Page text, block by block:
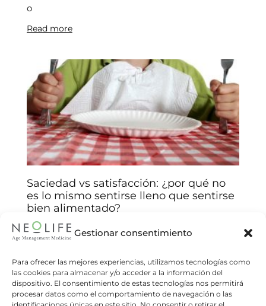
Gestionar consentimiento
Para ofrecer las mejores experiencias, utilizamos tecnologías como
las cookies para almacenar y/o acceder a la información del
dispositivo. El consentimiento de estas tecnologías nos permitirá
procesar datos como el comportamiento de navegación o las
o
Read more
Saciedad vs satisfacción: ¿por qué no
es lo mismo sentirse lleno que sentirse
bien alimentado?
Arantxa Jiménez
detrás de sus decisiones alimentarias y mejore
su relación con la comida. Muchas veces
creemos que comer hasta sentirnos